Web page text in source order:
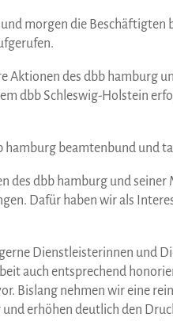
morgen die Beschäftigten
des dbb hamburg
dbb Schleswig-Holstein
hamburg beamtenbund und
des dbb hamburg und
Dafür haben wir als
Dienstleisterinnen und
auch entsprechend
Bislang nehmen wir eine
erhöhen deutlich den